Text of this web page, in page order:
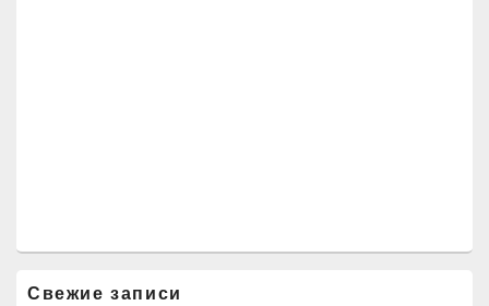
Свежие записи